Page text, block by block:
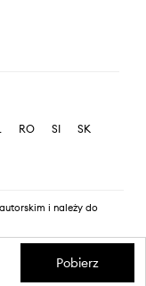
RO SI
SK
i należy do
Pobierz